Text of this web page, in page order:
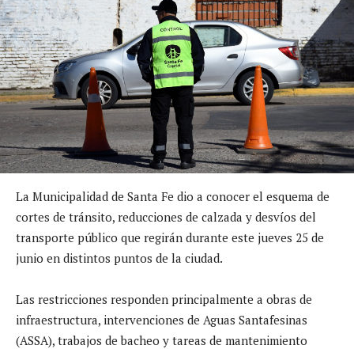
La Municipalidad de Santa Fe dio a conocer el esquema de
cortes de tránsito, reducciones de calzada y desvíos del
transporte público que regirán durante este jueves 25 de
junio en distintos puntos de la ciudad.
Las restricciones responden principalmente a obras de
infraestructura, intervenciones de Aguas Santafesinas
(ASSA), trabajos de bacheo y tareas de mantenimiento